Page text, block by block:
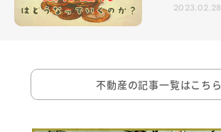
2023.02.28
不動産の記事一覧はこちら